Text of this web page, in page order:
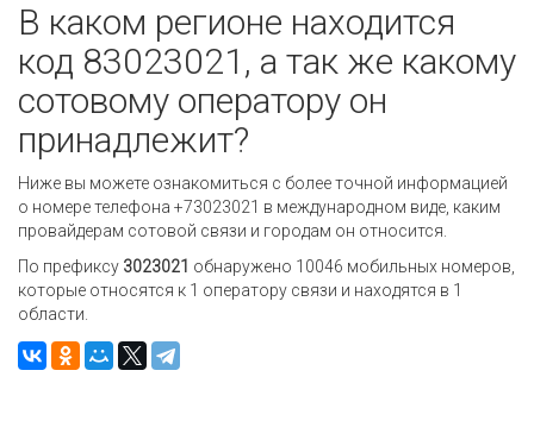
В каком регионе находится
код 83023021, а так же какому
сотовому оператору он
принадлежит?
Ниже вы можете ознакомиться с более точной информацией
о номере телефона +73023021 в международном виде, каким
провайдерам сотовой связи и городам он относится.
По префиксу 3023021 обнаружено 10046 мобильных номеров,
которые относятся к 1 оператору связи и находятся в 1
области.